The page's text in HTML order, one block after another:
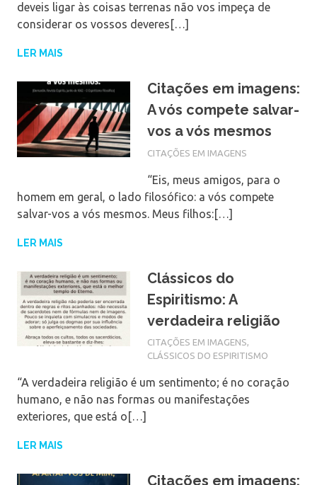
deveis ligar às coisas terrenas não vos impeça de
considerar os vossos deveres[…]
LER MAIS
Citações em imagens:
A vós compete salvar-
vos a vós mesmos
CITAÇÕES EM IMAGENS
“Eis, meus amigos, para o
homem em geral, o lado filosófico: a vós compete
salvar-vos a vós mesmos. Meus filhos:[…]
LER MAIS
Clássicos do
Espiritismo: A
verdadeira religião
CITAÇÕES EM IMAGENS,
CLÁSSICOS DO ESPIRITISMO
“A verdadeira religião é um sentimento; é no coração
humano, e não nas formas ou manifestações
exteriores, que está o[…]
LER MAIS
Citações em imagens: